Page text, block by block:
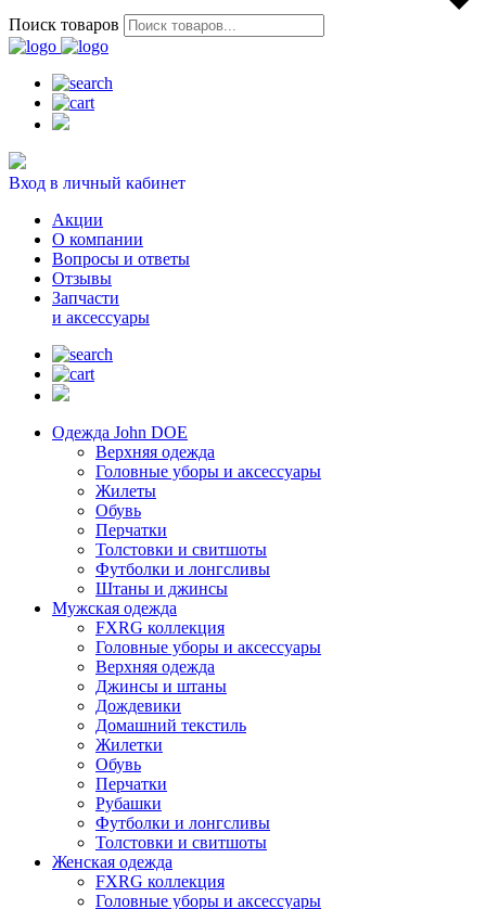
Поиск товаров
Вход в личный кабинет
Акции
О компании
Вопросы и ответы
Отзывы
Запчасти
и аксессуары
Одежда John DOE
Верхняя одежда
Головные уборы и аксессуары
Жилеты
Обувь
Перчатки
Толстовки и свитшоты
Футболки и лонгсливы
Штаны и джинсы
Мужская одежда
FXRG коллекция
Головные уборы и аксессуары
Верхняя одежда
Джинсы и штаны
Дождевики
Домашний текстиль
Жилетки
Обувь
Перчатки
Рубашки
Футболки и лонгсливы
Толстовки и свитшоты
Женская одежда
FXRG коллекция
Головные уборы и аксессуары